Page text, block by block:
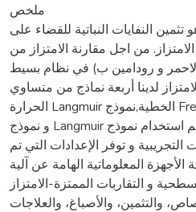
ملخص
النفايات النباتية للقضاء على
من اجل مقارنة الامتزاز من
الاحمر و رودامين ب) في نظام بسيط
لدينا أربعة نماذج من متساوي
الحرارة Langmuir الخطية,نموذج Freundlich الخطي و غير الخطي
و نموذج Langmuir الغير خطي تم استخدام نموذج Temkin الخطي
التجريبية و توفر الإعدادات التي تم
المعلوماتية الهامة عن آلية
و التقاربات الممتزة-الامتزاز
والتثمين، والأصباغ، والعلاجات